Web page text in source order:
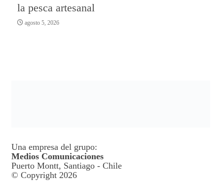
la pesca artesanal
agosto 5, 2026
Una empresa del grupo:
Medios Comunicaciones
Puerto Montt, Santiago - Chile
© Copyright 2026